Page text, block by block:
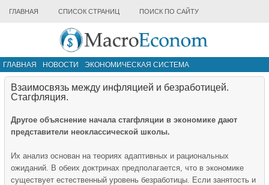
ГЛАВНАЯ СПИСОК СТРАНИЦ ПОИСК ПО САЙТУ
ГЛАВНАЯ НОВОСТИ
ЭКОНОМИЧЕСКАЯ СИСТЕМА
ИНФРАСТРУКТУРА РЫНКА
Взаимосвязь между инфляцией и безработицей.
Стагфляция.
Другое объяснение начала стагфляции в экономике дают
представители неоклассической школы.
Их анализ основан на теориях адаптивных и рациональных
ожиданий. В обеих доктринах предполагается, что в экономике
существует естественный уровень безработицы. Если занятость и